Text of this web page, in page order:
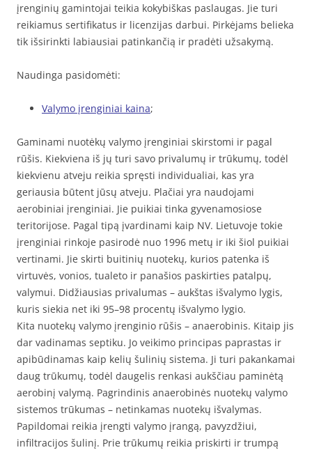
įrenginių gamintojai teikia kokybiškas paslaugas. Jie turi
reikiamus sertifikatus ir licenzijas darbui. Pirkėjams belieka
tik išsirinkti labiausiai patinkančią ir pradėti užsakymą.
Naudinga pasidomėti:
Valymo įrenginiai kaina;
Gaminami nuotėkų valymo įrenginiai skirstomi ir pagal
rūšis. Kiekviena iš jų turi savo privalumų ir trūkumų, todėl
kiekvienu atveju reikia spręsti individualiai, kas yra
geriausia būtent jūsų atveju. Plačiai yra naudojami
aerobiniai įrenginiai. Jie puikiai tinka gyvenamosiose
teritorijose. Pagal tipą įvardinami kaip NV. Lietuvoje tokie
įrenginiai rinkoje pasirodė nuo 1996 metų ir iki šiol puikiai
vertinami. Jie skirti buitinių nuotekų, kurios patenka iš
virtuvės, vonios, tualeto ir panašios paskirties patalpų,
valymui. Didžiausias privalumas – aukštas išvalymo lygis,
kuris siekia net iki 95–98 procentų išvalymo lygio.
Kita nuotekų valymo įrenginio rūšis – anaerobinis. Kitaip jis
dar vadinamas septiku. Jo veikimo principas paprastas ir
apibūdinamas kaip kelių šulinių sistema. Ji turi pakankamai
daug trūkumų, todėl daugelis renkasi aukščiau paminėtą
aerobinį valymą. Pagrindinis anaerobinės nuotekų valymo
sistemos trūkumas – netinkamas nuotekų išvalymas.
Papildomai reikia įrengti valymo įrangą, pavyzdžiui,
infiltracijos šulinį. Prie trūkumų reikia priskirti ir trumpą